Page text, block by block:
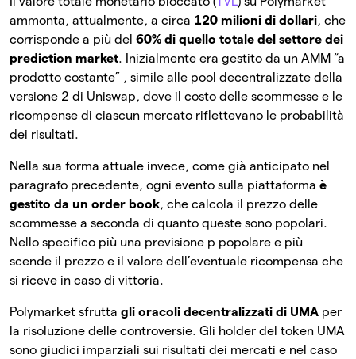
ammonta, attualmente, a circa 120 milioni di dollari, che
corrisponde a più del 60% di quello totale del settore dei
prediction market. Inizialmente era gestito da un AMM “a
prodotto costante” , simile alle pool decentralizzate della
versione 2 di Uniswap, dove il costo delle scommesse e le
ricompense di ciascun mercato riflettevano le probabilità
dei risultati.
Nella sua forma attuale invece, come già anticipato nel
paragrafo precedente, ogni evento sulla piattaforma è
gestito da un order book, che calcola il prezzo delle
scommesse a seconda di quanto queste sono popolari.
Nello specifico più una previsione p popolare e più
scende il prezzo e il valore dell’eventuale ricompensa che
si riceve in caso di vittoria.
Polymarket sfrutta gli oracoli decentralizzati di UMA per
la risoluzione delle controversie. Gli holder del token UMA
sono giudici imparziali sui risultati dei mercati e nel caso